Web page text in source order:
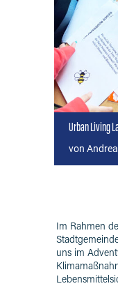
Urban Living
von
Im Rahmen
uns im